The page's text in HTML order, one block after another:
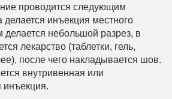
проводится следующим
делается инъекция местного
делается небольшой разрез, в
лекарство (таблетки, гель,
после чего накладывается шов.
внутривенная или